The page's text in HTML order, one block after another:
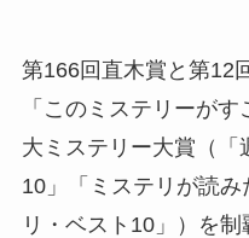
第166回直木賞と第12
「このミステリーが
大ミステリー大賞（「
10」「ミステリが読
リ・ベスト10」）を